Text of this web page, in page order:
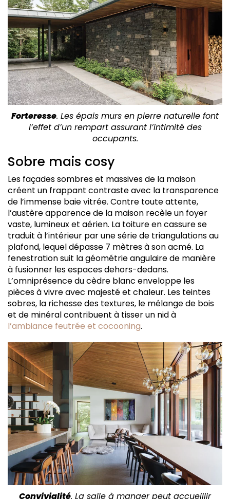
Forteresse. Les épais murs en pierre naturelle font
l’effet d’un rempart assurant l’intimité des
occupants.
Sobre mais cosy
Les façades sombres et massives de la maison
créent un frappant contraste avec la transparence
de l’immense baie vitrée. Contre toute attente,
l’austère apparence de la maison recèle un foyer
vaste, lumineux et aérien. La toiture en cassure se
traduit à l’intérieur par une série de triangulations au
plafond, lequel dépasse 7 mètres à son acmé. La
fenestration suit la géométrie angulaire de manière
à fusionner les espaces dehors-dedans.
L’omniprésence du cèdre blanc enveloppe les
pièces à vivre avec majesté et chaleur. Les teintes
sobres, la richesse des textures, le mélange de bois
et de minéral contribuent à tisser un nid à
l’ambiance feutrée et cocooning.
Convivialité. La salle à manger peut accueillir